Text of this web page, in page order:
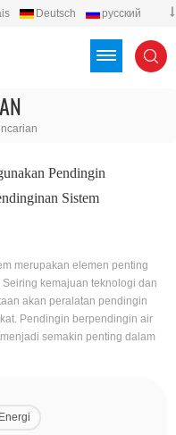
Deutsch
русский
Pendingin
Sistem
merupakan elemen penting
kemajuan teknologi dan
akan peralatan pendingin
Pendingin berpendingin air
semakin penting dalam